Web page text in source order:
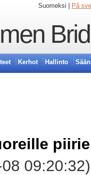
Suomeksi | På
Kerhot Hallinto
09:20:32)